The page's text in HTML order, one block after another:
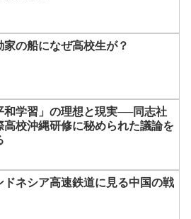
家の船になぜ高校生が？
和学習」の理想と現実──同志社
高校沖縄研修に秘められた議論を
ドネシア高速鉄道に見る中国の戦